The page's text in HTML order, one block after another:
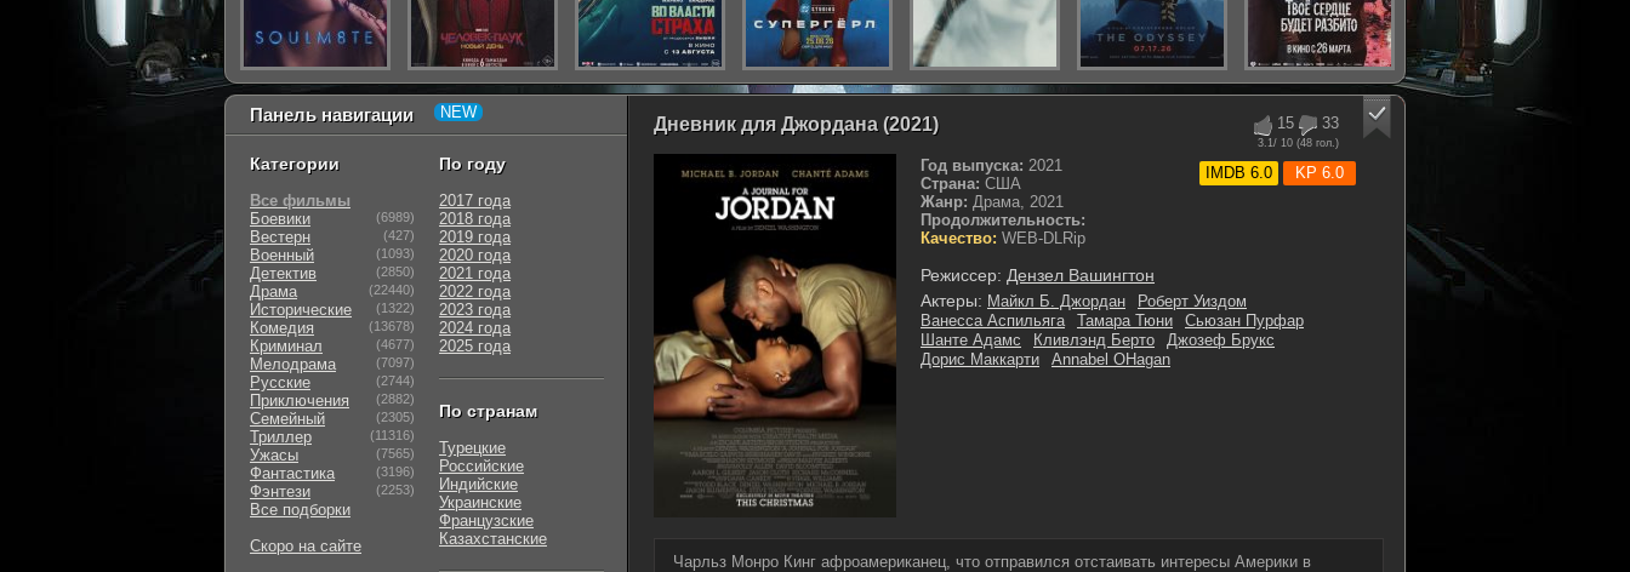
15 33
3.1/ 10 (48 гол.)
IMDB 6.0 KP 6.0
Дневник для Джордана (2021)
Год выпуска: 2021
Страна: США
Жанр: Драма, 2021
Продолжительность:
Качество: WEB-DLRip
Режиссер: Дензел Вашингтон
Актеры: Майкл Б. Джордан
Роберт Уиздом
Ванесса Аспильяга
Тамара Тюни
Сьюзан Пурфар
Шанте Адамс
Кливлэнд Берто
Джозеф Брукс
Дорис Маккарти
Annabel OHagan
Чарльз Монро Кинг афроамериканец, что отправился отстаивать интересы Америки в
Панель навигации
Категории
Все фильмы
Боевики
(6989)
Вестерн (427)
Военный (1093)
Детектив (2850)
Драма (22440)
Исторические (1322)
Комедия (13678)
Криминал (4677)
Мелодрама (7097)
Русские (2744)
Приключения (2882)
Семейный (2305)
Триллер (11316)
Ужасы (7565)
Фантастика (3196)
Фэнтези (2253)
Все подборки
Скоро на сайте
По году
2017 года
2018 года
2019 года
2020 года
2021 года
2022 года
2023 года
2024 года
2025 года
По странам
Турецкие
Российские
Индийские
Украинские
Французские
Казахстанские